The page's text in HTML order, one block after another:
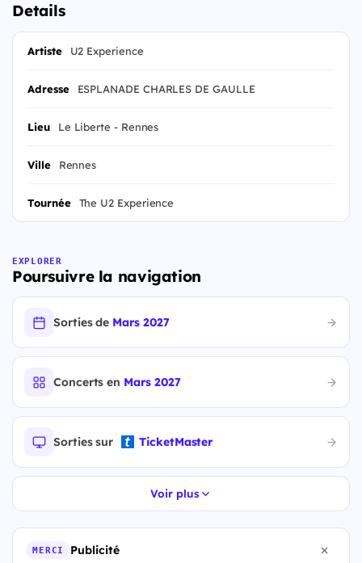
Details
Artiste U2 Experience
Adresse ESPLANADE CHARLES DE GAULLE
Lieu Le Liberte - Rennes
Ville Rennes
Tournée The U2 Experience
EXPLORER
Poursuivre la navigation
Sorties de Mars 2027
Concerts en Mars 2027
Sorties sur TicketMaster
Voir plus
MERCI Publicité